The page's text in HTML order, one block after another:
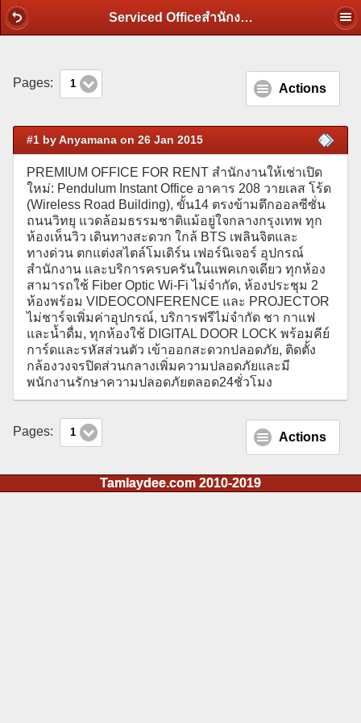
Serviced Officeสำนักงานให้เช่า@Pendulum Instant Office+สิ่งอำนวยความสะดวกครบครัน
Pages: 1 Actions
#1 by Anyamana on 26 Jan 2015
PREMIUM OFFICE FOR RENT สำนักงานให้เช่าเปิด
ใหม่: Pendulum Instant Office อาคาร 208 วายเลส โร้ด
(Wireless Road Building), ขั้น14 ตรงข้ามตึกออลซีซั่น
ถนนวิทยุ แวดล้อมธรรมชาติแม้อยู่ใจกลางกรุงเทพ ทุก
ห้องเห็นวิว เดินทางสะดวก ใกล้ BTS เพลินจิตและ
ทางด่วน ตกแต่งสไตล์โมเดิร์น เฟอร์นิเจอร์ อุปกรณ์
สำนักงาน และบริการครบครันในแพคเกจเดียว ทุกห้อง
สามารถใช้ Fiber Optic Wi-Fi ไม่จำกัด, ห้องประชุม 2
ห้องพร้อม VIDEOCONFERENCE และ PROJECTOR
ไม่ชาร์จเพิ่มค่าอุปกรณ์, บริการฟรีไม่จำกัด ชา กาแฟ
และน้ำดื่ม, ทุกห้องใช้ DIGITAL DOOR LOCK พร้อมคีย์
การ์ดและรหัสส่วนตัว เข้าออกสะดวกปลอดภัย, ติดตั้ง
กล้องวงจรปิดส่วนกลางเพิ่มความปลอดภัยและมี
พนักงานรักษาความปลอดภัยตลอด24ชั่วโมง
Pages: 1 Actions
Tamlaydee.com 2010-2019